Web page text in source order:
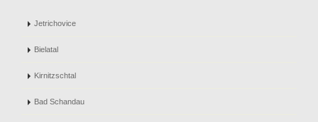
Jetrichovice
Bielatal
Kirnitzschtal
Bad Schandau